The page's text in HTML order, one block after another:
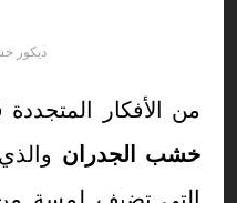
ديكور
من الأفكار
خشب الجدران